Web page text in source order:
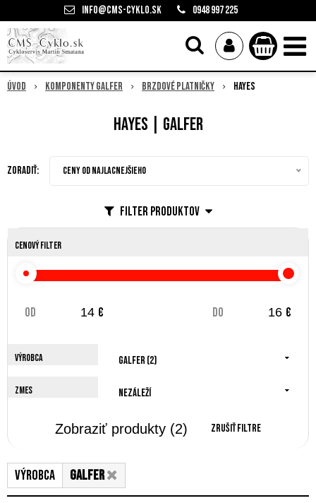
info@cms-cyklo.sk 0948 997 225
Úvod Komponenty Galfer Brzdové platničky Hayes
Hayes | Galfer
Filter produktov
Zoradiť: Ceny od najlacnejšieho
Cenový filter
od € do €
Výrobca Galfer (2)
Zmes Nezáleží
Zobraziť produkty (2) Zrušiť filtre
Výrobca Galfer